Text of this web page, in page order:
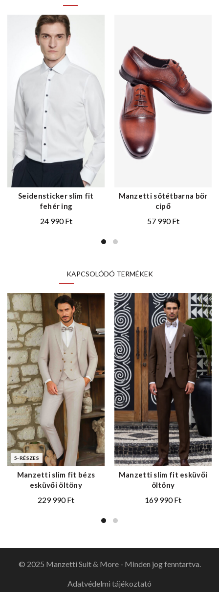
Seidensticker slim fit
fehér ing
24 990Ft
Manzetti sötétbarna bőr
cipő
57 990Ft
KAPCSOLÓDÓ TERMÉKEK
5-RÉSZES
Manzetti slim fit bézs
esküvői öltöny
229 990Ft
Manzetti slim fit esküvői
öltöny
169 990Ft
© 2025 Manzetti Suit & More - Minden jog fenntartva.
Adatvédelmi tájékoztató